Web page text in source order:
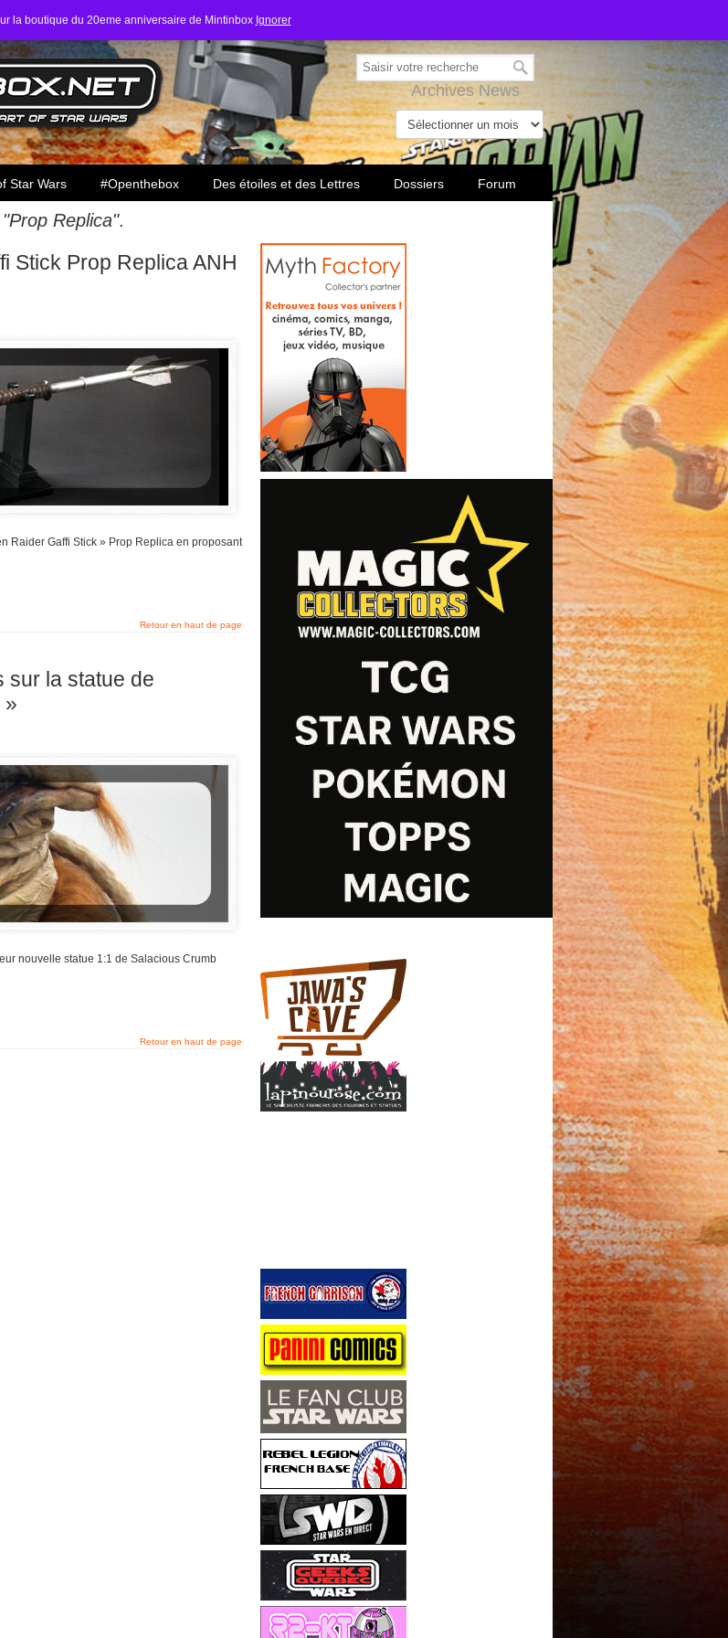
la boutique du 20eme anniversaire de Mintinbox Ignorer
Archives News
Star Wars #Openthebox Des étoiles et des Lettres Dossiers Forum
"Prop Replica".
Stick Prop Replica ANH
Raider Gaffi Stick » Prop Replica en proposant
Retour en haut de page
sur la statue de
»
nouvelle statue 1:1 de Salacious Crumb
Retour en haut de page